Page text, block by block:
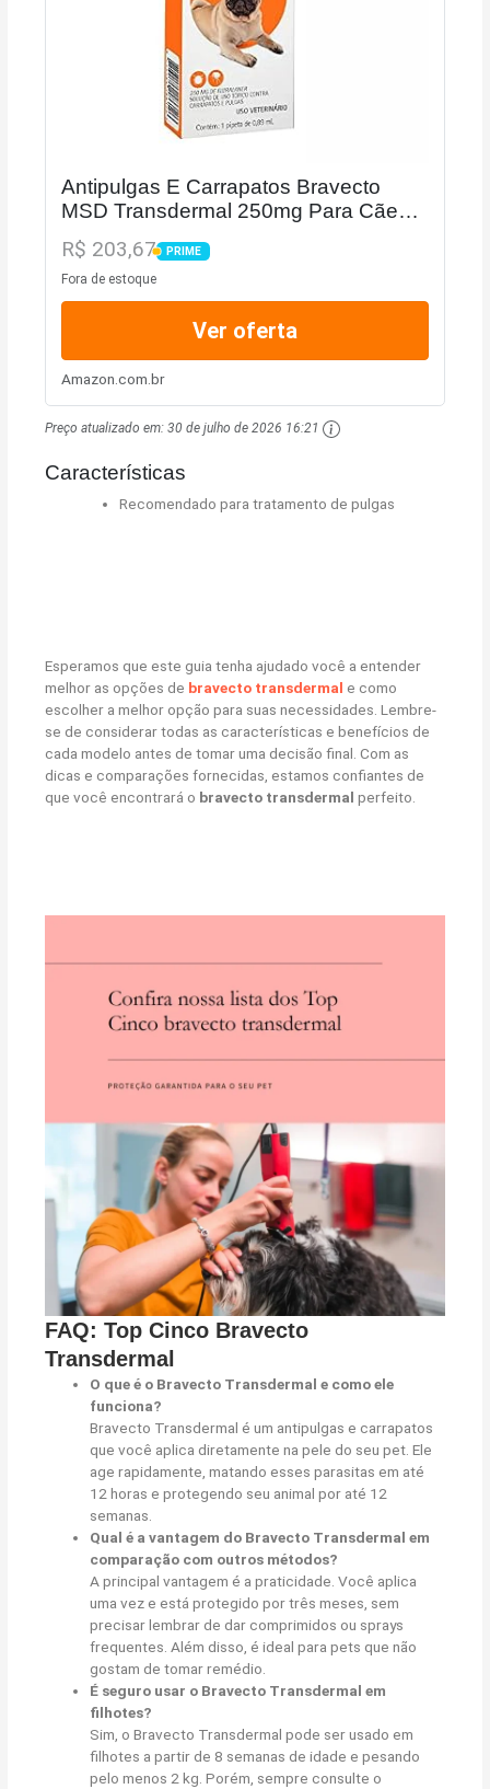
Antipulgas E Carrapatos Bravecto
MSD Transdermal 250mg Para Cães
De 4,5kg A 10kg
R$ 203,67 PRIME
PRIME
Fora de estoque
Ver oferta
Amazon.com.br
Preço atualizado em:30 de julho de 2026 16:21
Características
Recomendado para tratamento de pulgas
Esperamos que este guia tenha ajudado você a entender
melhor as opções de bravecto transdermal e como
escolher a melhor opção para suas necessidades. Lembre-
se de considerar todas as características e benefícios de
cada modelo antes de tomar uma decisão final. Com as
dicas e comparações fornecidas, estamos confiantes de
que você encontrará o bravecto transdermal perfeito.
FAQ: Top Cinco Bravecto
Transdermal
O que é o Bravecto Transdermal e como ele
funciona?
Bravecto Transdermal é um antipulgas e carrapatos
que você aplica diretamente na pele do seu pet. Ele
age rapidamente, matando esses parasitas em até
12 horas e protegendo seu animal por até 12
semanas.
Qual é a vantagem do Bravecto Transdermal em
comparação com outros métodos?
A principal vantagem é a praticidade. Você aplica
uma vez e está protegido por três meses, sem
precisar lembrar de dar comprimidos ou sprays
frequentes. Além disso, é ideal para pets que não
gostam de tomar remédio.
É seguro usar o Bravecto Transdermal em
filhotes?
Sim, o Bravecto Transdermal pode ser usado em
filhotes a partir de 8 semanas de idade e pesando
pelo menos 2 kg. Porém, sempre consulte o